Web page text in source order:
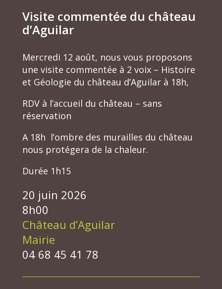
Visite commentée du château
d’Aguilar
Mercredi 12 août, nous vous proposons
une visite commentée à 2 voix – Histoire
et Géologie du château d’Aguilar à 18h,
RDV à l’accueil du château – sans
réservation
A 18h l’ombre des murailles du château
nous protégera de la chaleur.
Durée 1h15
20 juin 2026
8h00
Château d’Aguilar
Mairie
04 68 45 41 78